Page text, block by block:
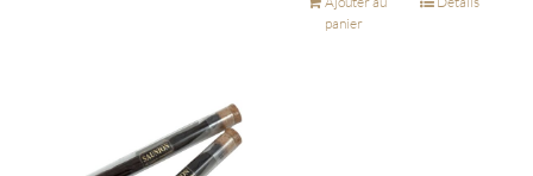
panier